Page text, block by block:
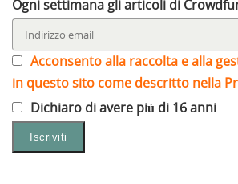
Ogni settimana gli articoli di
Acconsento alla raccolta e alla
in questo sito come descritto nella
Dichiaro di avere più di 16 anni